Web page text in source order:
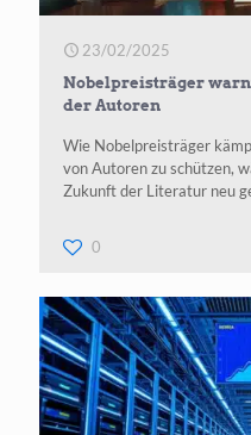
23/02/2025
Nobelpreisträger
der Autoren
Wie Nobelpreisträger
von Autoren zu schützen,
Zukunft der Literatur neu
0